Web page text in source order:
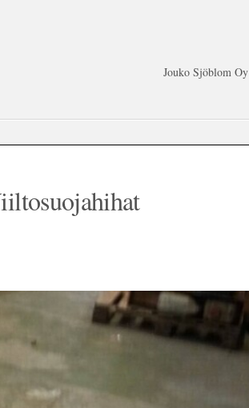
Jouko Sjöblom Oy